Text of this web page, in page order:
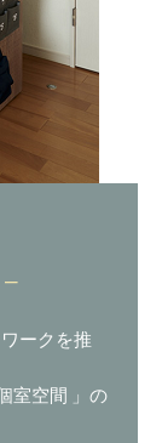
–
ークを推
室空間 」の